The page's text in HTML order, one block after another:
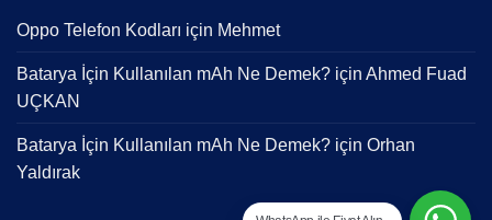
Oppo Telefon Kodları için Mehmet
Batarya İçin Kullanılan mAh Ne Demek? için Ahmed Fuad
UÇKAN
Batarya İçin Kullanılan mAh Ne Demek? için Orhan
Yaldırak